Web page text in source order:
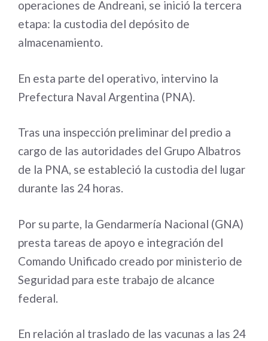
operaciones de Andreani, se inició la tercera
etapa: la custodia del depósito de
almacenamiento.
En esta parte del operativo, intervino la
Prefectura Naval Argentina (PNA).
Tras una inspección preliminar del predio a
cargo de las autoridades del Grupo Albatros
de la PNA, se estableció la custodia del lugar
durante las 24 horas.
Por su parte, la Gendarmería Nacional (GNA)
presta tareas de apoyo e integración del
Comando Unificado creado por ministerio de
Seguridad para este trabajo de alcance
federal.
En relación al traslado de las vacunas a las 24